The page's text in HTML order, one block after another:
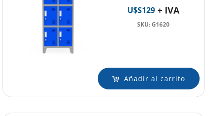
U$S129 + IVA
SKU: G1620
Añadir al carrito